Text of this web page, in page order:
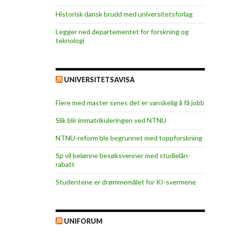
Historisk dansk brudd med universitetsforlag
Legger ned departementet for forskning og
teknologi
UNIVERSITETSAVISA
Flere med master synes det er vanskelig å få jobb
Slik blir immatrikuleringen ved NTNU
NTNU-reform ble begrunnet med toppforskning
Sp vil belønne besøksvenner med studielån-
rabatt
Studentene er drømmemålet for KI-svermene
UNIFORUM